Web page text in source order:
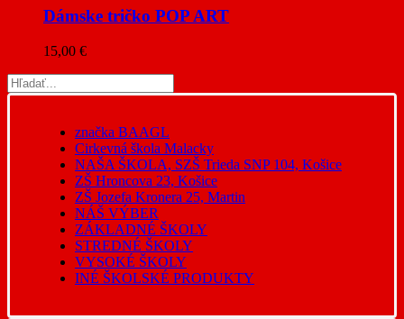
Dámske tričko POP ART
15,00 €
značka BAAGL
Cirkevná škola Malacky
NAŠA ŠKOLA, SZŠ Trieda SNP 104, Košice
ZŠ Hroncova 23, Košice
ZŠ Jozefa Kronera 25, Martin
NÁŠ VÝBER
ZÁKLADNÉ ŠKOLY
STREDNÉ ŠKOLY
VYSOKÉ ŠKOLY
INÉ ŠKOLSKÉ PRODUKTY